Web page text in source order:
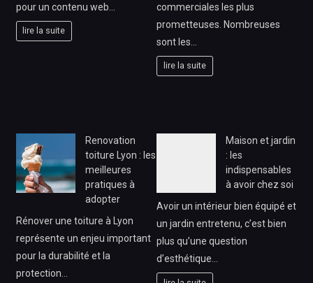
pour un contenu web…
lire la suite
commerciales les plus
prometteuses. Nombreuses
sont les…
lire la suite
Renovation
toiture Lyon : les
meilleures
pratiques à
adopter
Rénover une toiture à Lyon
représente un enjeu important
pour la durabilité et la
protection…
Maison et jardin
: les
indispensables
à avoir chez soi
Avoir un intérieur bien équipé et
un jardin entretenu, c’est bien
plus qu’une question
d’esthétique…